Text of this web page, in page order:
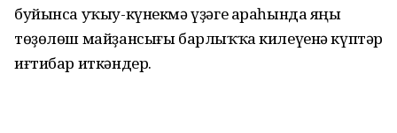
буйынса уҡыу-күнекмә үҙәге араһында яңы
төҙөлөш майҙансығы барлыҡҡа килеүенә күптәр
иғтибар иткәндер.